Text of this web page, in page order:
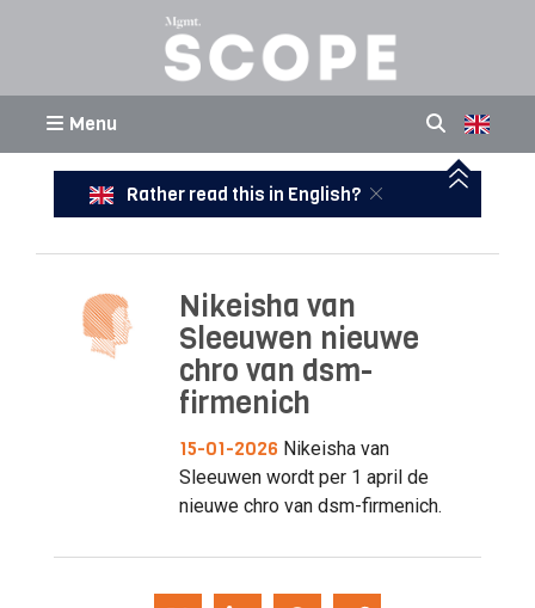
Menu
Rather read this in English?
Nikeisha van
Sleeuwen nieuwe
chro van dsm-
firmenich
15-01-2026 Nikeisha van
Sleeuwen wordt per 1 april de
nieuwe chro van dsm-firmenich.